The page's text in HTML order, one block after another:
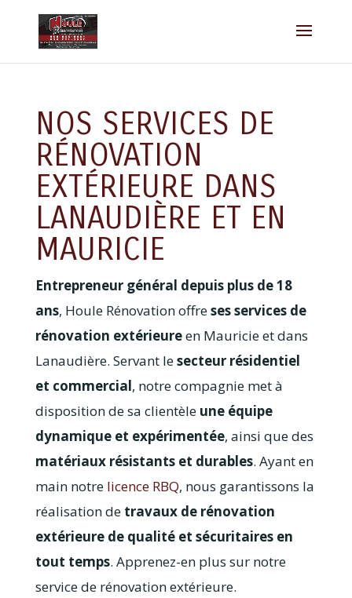
NOS SERVICES DE
RÉNOVATION
EXTÉRIEURE DANS
LANAUDIÈRE ET EN
MAURICIE
Entrepreneur général depuis plus de 18
ans, Houle Rénovation offreses services de
rénovation extérieureen Mauricie et dans
Lanaudière. Servant lesecteur résidentiel
et commercial, notre compagnie met à
disposition de sa clientèle une équipe
dynamique et expérimentée, ainsi que des
matériaux résistants et durables. Ayant en
main notre licence RBQ, nous garantissons la
réalisation de travaux de rénovation
extérieure de qualité et sécuritaires en
tout temps. Apprenez-en plus sur notre
service de rénovation extérieure.